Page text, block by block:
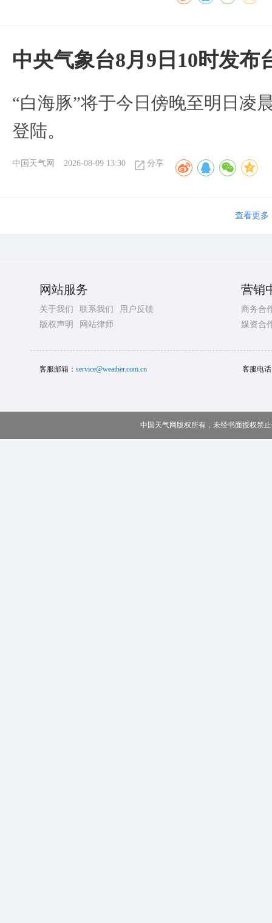
中央气象台8月9日10时发布
“白海豚”将于今日傍晚至明日凌
登陆。
中国天气网 2026-08-09 13:30 分享
查看更多
网站服务
关于我们 联系我们
用户反馈
版权声明
网站律师
营销
商务合
媒资合
客服邮箱： service@weather.com.cn 客服电
中国天气网版权所有，未经书面授权